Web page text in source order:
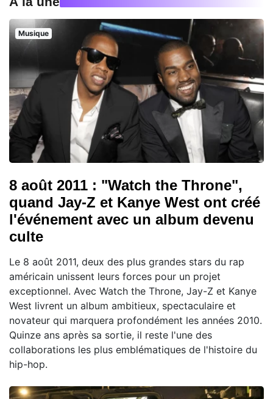
Musique
8 août 2011 : "Watch the Throne",
quand Jay-Z et Kanye West ont créé
l'événement avec un album devenu
culte
Le 8 août 2011, deux des plus grandes stars du rap
américain unissent leurs forces pour un projet
exceptionnel. Avec Watch the Throne, Jay-Z et Kanye
West livrent un album ambitieux, spectaculaire et
novateur qui marquera profondément les années 2010.
Quinze ans après sa sortie, il reste l'une des
collaborations les plus emblématiques de l'histoire du
hip-hop.